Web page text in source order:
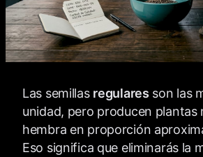
Las semillas regulares son las
unidad, pero producen plantas
hembra en proporción
Eso significa que eliminarás la